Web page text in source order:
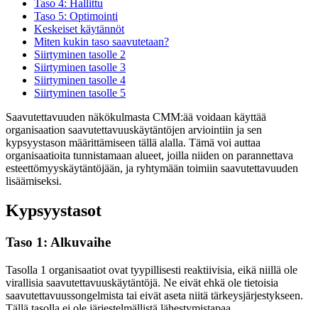
Taso 4: Hallittu
Taso 5: Optimointi
Keskeiset käytännöt
Miten kukin taso saavutetaan?
Siirtyminen tasolle 2
Siirtyminen tasolle 3
Siirtyminen tasolle 4
Siirtyminen tasolle 5
Saavutettavuuden näkökulmasta CMM:ää voidaan käyttää
organisaation saavutettavuuskäytäntöjen arviointiin ja sen
kypsyystason määrittämiseen tällä alalla. Tämä voi auttaa
organisaatioita tunnistamaan alueet, joilla niiden on parannettava
esteettömyyskäytäntöjään, ja ryhtymään toimiin saavutettavuuden
lisäämiseksi.
Kypsyystasot
Taso 1: Alkuvaihe
Tasolla 1 organisaatiot ovat tyypillisesti reaktiivisia, eikä niillä ole
virallisia saavutettavuuskäytäntöjä. Ne eivät ehkä ole tietoisia
saavutettavuussongelmista tai eivät aseta niitä tärkeysjärjestykseen.